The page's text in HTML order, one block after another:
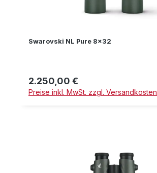
Swarovski NL Pure 8x32
Regulärer Preis:
2.250,00 €
Preise inkl. MwSt. zzgl. Versandkosten